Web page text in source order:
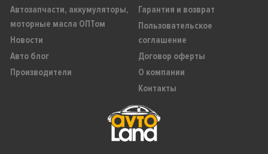
Автозапчасти, аккумуляторы,
моторные масла ОПТом
Новости
Авто блог
Производители
Гарантия и возврат
Пользовательское
соглашение
Договор оферты
О компании
Контакты